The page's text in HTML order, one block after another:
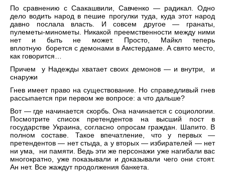
По сравнению с Саакашвили, Савченко — радикал. Одно
дело водить народ в пешие прогулки туда, куда этот народ
давно послала власть. И совсем другое — гранаты,
пулеметы-минометы. Никакой преемственности между ними
нет и быть не может. Просто, Майкл теперь
вплотную борется с демонами в Амстердаме. А свято место,
как говорится…
Причем у Надежды хватает своих демонов — и внутри, и
снаружи
Гнев имеет право на существование. Но справедливый гнев
рассыпается при первом же вопросе: а что дальше?
Вот — где начинается скорбь. Она начинается с социологии.
Посмотрите список претендентов на высший пост в
государстве Украина, согласно опросам граждан. Шапито. В
полном составе. Такое впечатление, что у первых —
претендентов — нет стыда, а у вторых — избирателей — нет
ни ума, ни памяти. Ведь эти же персонажи уже нагибали вас
многократно, уже показывали и доказывали чего они стоят.
Ан нет. Все жаждут продолжения банкета.